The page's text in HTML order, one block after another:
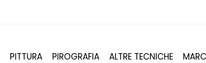
PITTURA PIROGRAFIA ALTRE TECNICHE